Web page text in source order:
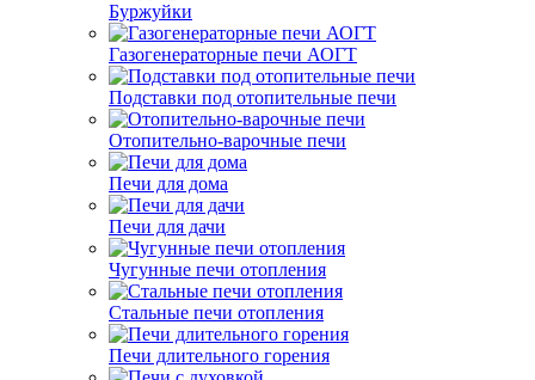
Буржуйки
Газогенераторные печи АОГТ
Подставки под отопительные печи
Отопительно-варочные печи
Печи для дома
Печи для дачи
Чугунные печи отопления
Стальные печи отопления
Печи длительного горения